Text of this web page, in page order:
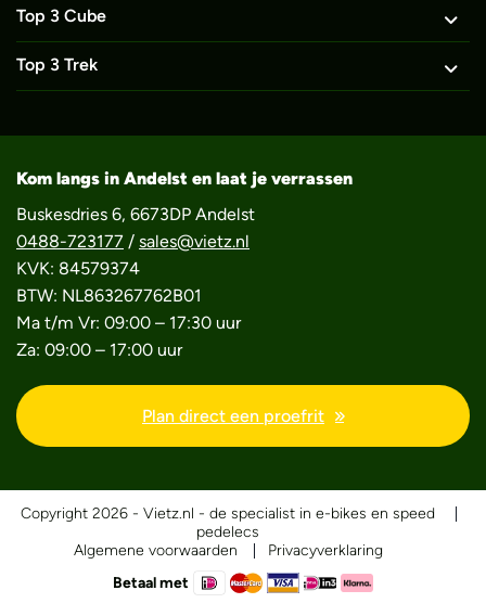
Top 3 Cube
Top 3 Trek
Kom langs in Andelst en laat je verrassen
Buskesdries 6, 6673DP Andelst
0488-723177 / sales@vietz.nl
KVK: 84579374
BTW: NL863267762B01
Ma t/m Vr: 09:00 – 17:30 uur
Za: 09:00 – 17:00 uur
Plan direct een proefrit
Copyright 2026 - Vietz.nl - de specialist in e-bikes en speed
pedelecs
Algemene voorwaarden
Privacyverklaring
Betaal met